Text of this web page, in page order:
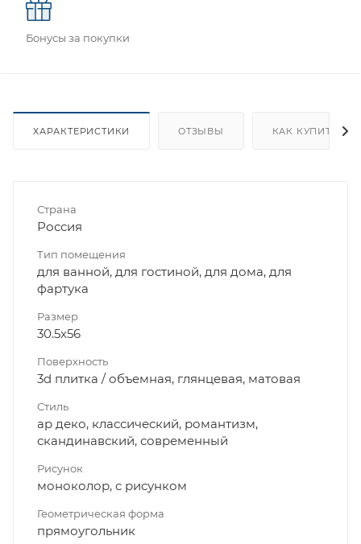
Бонусы за покупки
ХАРАКТЕРИСТИКИ ОТЗЫВЫ КАК КУПИТЬ
Страна
Россия
Тип помещения
для ванной, для гостиной, для дома, для
фартука
Размер
30.5x56
Поверхность
3d плитка / объемная, глянцевая, матовая
Стиль
ар деко, классический, романтизм,
скандинавский, современный
Рисунок
моноколор, с рисунком
Геометрическая форма
прямоугольник